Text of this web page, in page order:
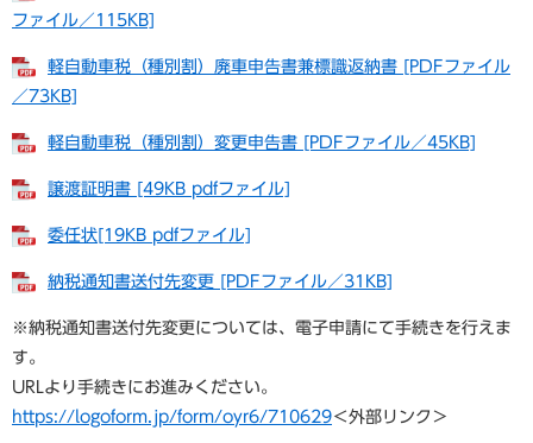
ファイル／115KB]
軽自動車税（種別割）廃車申告書兼標識返納書 [PDFファイル
／73KB]
軽自動車税（種別割）変更申告書 [PDFファイル／45KB]
譲渡証明書 [49KB pdfファイル]
委任状[19KB pdfファイル]
納税通知書送付先変更 [PDFファイル／31KB]
※納税通知書送付先変更については、電子申請にて手続きを行えま
す。
URLより手続きにお進みください。
https://logoform.jp/form/oyr6/710629＜外部リンク＞